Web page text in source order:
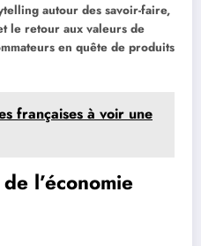
autour des savoir-faire,
le retour aux valeurs de
en quête de produits
françaises à voir une
l’économie